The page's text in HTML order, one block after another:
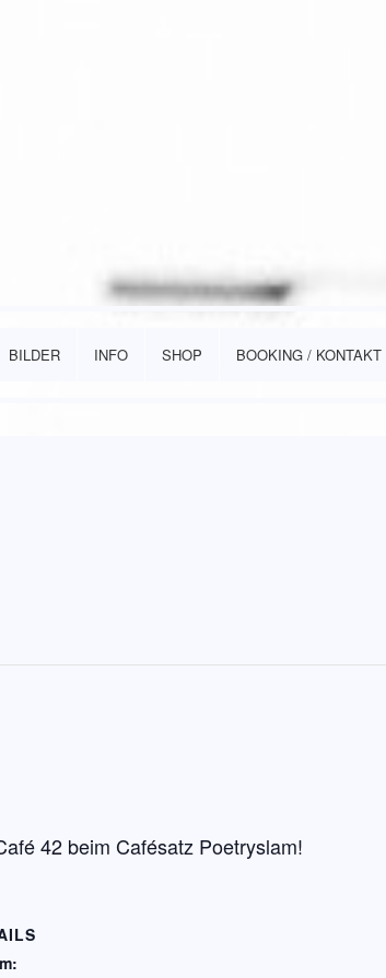
BILDER INFO SHOP BOOKING / KONTAKT
42 beim Cafésatz Poetryslam!